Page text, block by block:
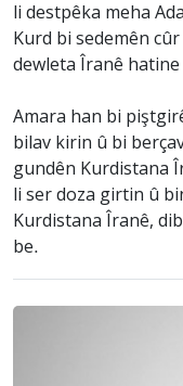
li destpêka meha
Kurd bi sedemên
dewleta Îranê
Amara han bi
bilav kirin û bi
gundên Kurdistana
li ser doza girtin û
Kurdistana Îranê,
be.